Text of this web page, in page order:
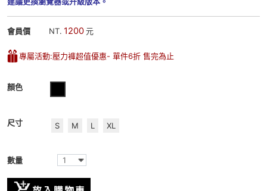
會員價 NT. 1200元
專屬活動:壓力褲超值優惠- 單件6折 售完為止
顏色
尺寸 S M L XL
數量